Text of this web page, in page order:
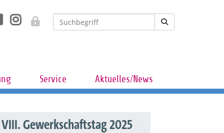
Service Aktuelles/News
VIII. Gewerkschaftstag 2025